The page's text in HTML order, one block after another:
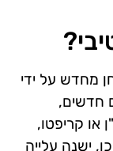
של תיק השקעות 60/40 נבחן מחדש על ידי
חדשים,
או קריפטו,
ישנה עלייה